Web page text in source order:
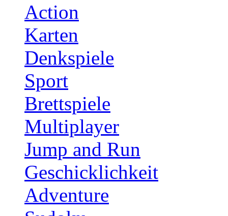
Action
Karten
Denkspiele
Sport
Brettspiele
Multiplayer
Jump and Run
Geschicklichkeit
Adventure